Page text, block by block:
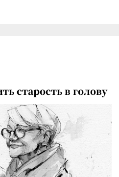
старость в голову